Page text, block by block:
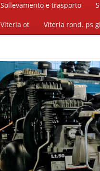
Sollevamento e trasporto
Viteria ot Viteria rond. ps